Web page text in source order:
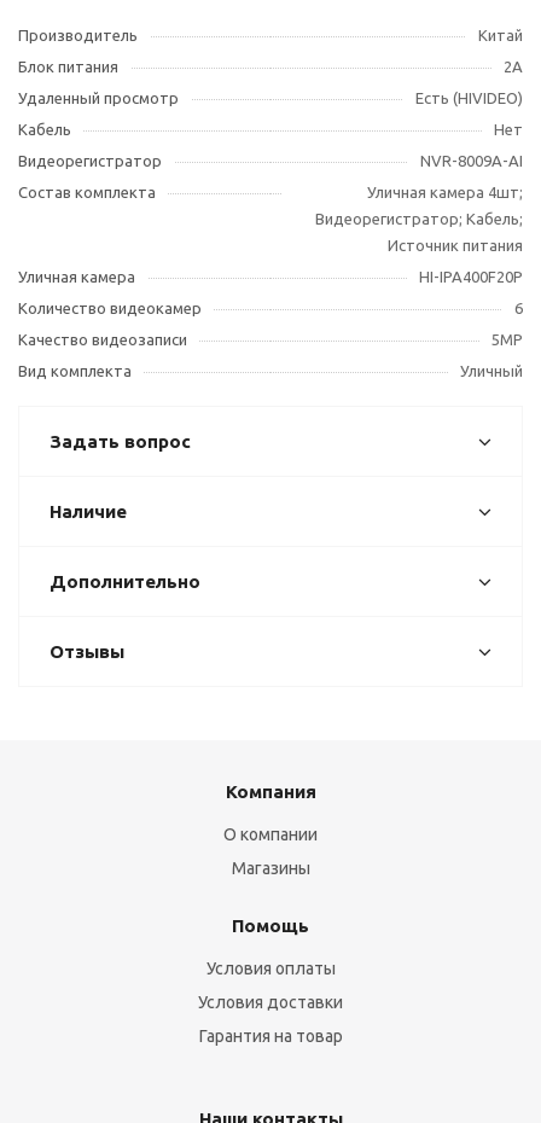
Производитель
Китай
Блок питания
2А
Удаленный просмотр
Есть (HIVIDEO)
Кабель
Нет
Видеорегистратор
NVR-8009A-AI
Состав комплекта
Уличная камера 4шт;
Видеорегистратор; Кабель;
Источник питания
Уличная камера
HI-IPA400F20P
Количество видеокамер
6
Качество видеозаписи
5MP
Вид комплекта
Уличный
Задать вопрос
Наличие
Дополнительно
Отзывы
Компания
О компании
Магазины
Помощь
Условия оплаты
Условия доставки
Гарантия на товар
Наши контакты